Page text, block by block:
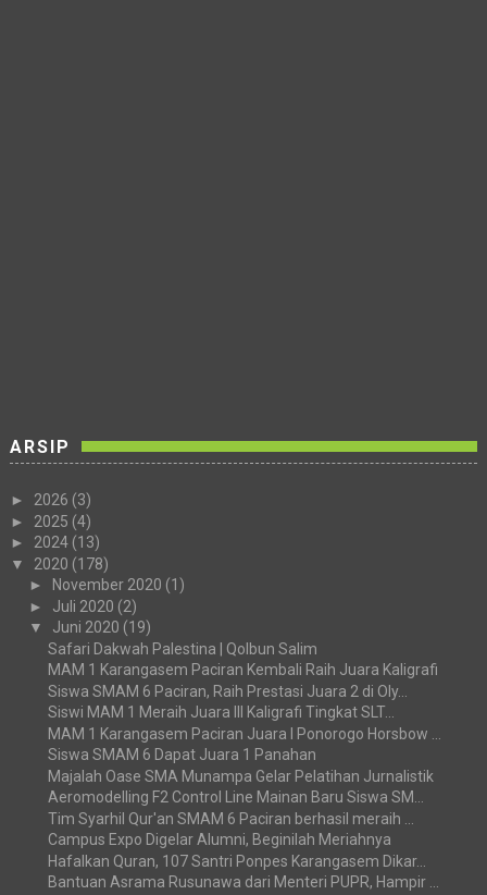
ARSIP
► 2026 (3)
► 2025 (4)
► 2024 (13)
▼ 2020 (178)
►
November 2020 (1)
► Juli 2020 (2)
▼ Juni 2020 (19)
Safari Dakwah Palestina | Qolbun Salim
MAM 1 Karangasem Paciran Kembali Raih Juara Kaligrafi
Siswa SMAM 6 Paciran, Raih Prestasi Juara 2 di Oly...
Siswi MAM 1 Meraih Juara III Kaligrafi Tingkat SLT...
MAM 1 Karangasem Paciran Juara I Ponorogo Horsbow ...
Siswa SMAM 6 Dapat Juara 1 Panahan
Majalah Oase SMA Munampa Gelar Pelatihan Jurnalistik
Aeromodelling F2 Control Line Mainan Baru Siswa SM...
Tim Syarhil Qur'an SMAM 6 Paciran berhasil meraih ...
Campus Expo Digelar Alumni, Beginilah Meriahnya
Hafalkan Quran, 107 Santri Ponpes Karangasem Dikar...
Bantuan Asrama Rusunawa dari Menteri PUPR, Hampir ...